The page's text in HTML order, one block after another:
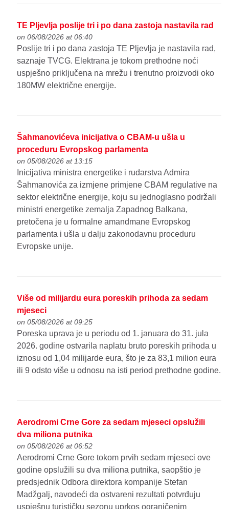
TE Pljevlja poslije tri i po dana zastoja nastavila rad
on 06/08/2026 at 06:40
Poslije tri i po dana zastoja TE Pljevlja je nastavila rad,
saznaje TVCG. Elektrana je tokom prethodne noći
uspješno priključena na mrežu i trenutno proizvodi oko
180MW električne energije.
Šahmanovićeva inicijativa o CBAM-u ušla u
proceduru Evropskog parlamenta
on 05/08/2026 at 13:15
Inicijativa ministra energetike i rudarstva Admira
Šahmanovića za izmjene primjene CBAM regulative na
sektor električne energije, koju su jednoglasno podržali
ministri energetike zemalja Zapadnog Balkana,
pretočena je u formalne amandmane Evropskog
parlamenta i ušla u dalju zakonodavnu proceduru
Evropske unije.
Više od milijardu eura poreskih prihoda za sedam
mjeseci
on 05/08/2026 at 09:25
Poreska uprava je u periodu od 1. januara do 31. jula
2026. godine ostvarila naplatu bruto poreskih prihoda u
iznosu od 1,04 milijarde eura, što je za 83,1 milion eura
ili 9 odsto više u odnosu na isti period prethodne godine.
Aerodromi Crne Gore za sedam mjeseci opslužili
dva miliona putnika
on 05/08/2026 at 06:52
Aerodromi Crne Gore tokom prvih sedam mjeseci ove
godine opslužili su dva miliona putnika, saopštio je
predsjednik Odbora direktora kompanije Stefan
Madžgalj, navodeći da ostvareni rezultati potvrđuju
uspješnu turističku sezonu uprkos ograničenim